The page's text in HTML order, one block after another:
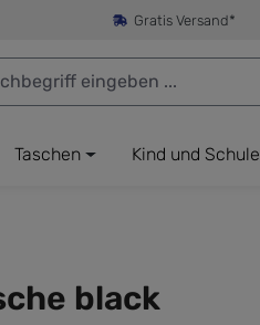
Gratis Versand*
Taschen Kind und Schule
black